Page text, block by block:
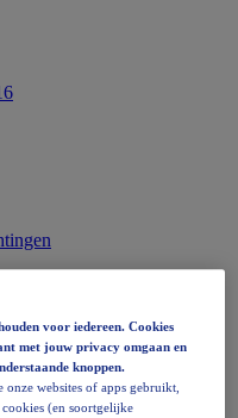
voor iedereen. Cookies
met jouw privacy omgaan en
knoppen.
websites of apps gebruikt,
(en soortgelijke